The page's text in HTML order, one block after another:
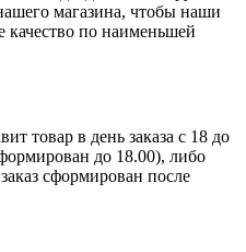
магазина, чтобы наши
качество по наименьшей
товар в день заказа с 18 до
до 18.00), либо
сформирован после